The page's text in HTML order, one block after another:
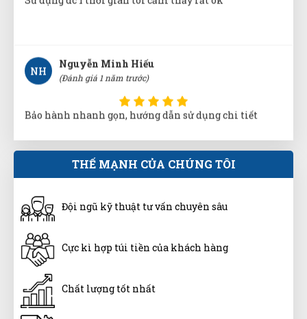
(Đánh giá 1 năm trước)
Bảo hành nhanh gọn, hướng dẫn sử dụng chi tiết
Tuấn Anh
(Đánh giá 1 năm trước)
hơi bị xịn xò. khách trung thành luôn
MT
(Đánh giá 1 năm trước)
THẾ MẠNH CỦA CHÚNG TÔI
Đội ngũ kỹ thuật tư vấn chuyên sâu
Cực kì hợp túi tiền của khách hàng
Chất lượng tốt nhất